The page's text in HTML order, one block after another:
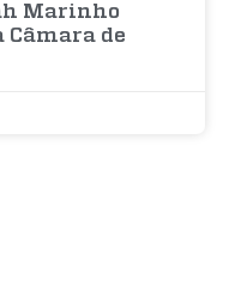
Marinho
Câmara de